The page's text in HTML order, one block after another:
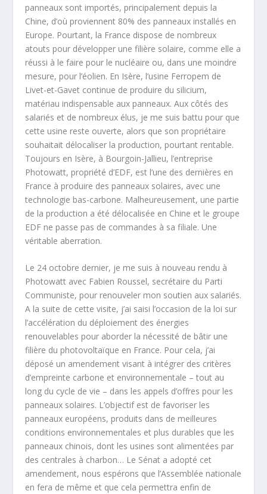
panneaux sont importés, principalement depuis la
Chine, d’où proviennent 80% des panneaux installés en
Europe. Pourtant, la France dispose de nombreux
atouts pour développer une filière solaire, comme elle a
réussi à le faire pour le nucléaire ou, dans une moindre
mesure, pour l’éolien. En Isère, l’usine Ferropem de
Livet-et-Gavet continue de produire du silicium,
matériau indispensable aux panneaux. Aux côtés des
salariés et de nombreux élus, je me suis battu pour que
cette usine reste ouverte, alors que son propriétaire
souhaitait délocaliser la production, pourtant rentable.
Toujours en Isère, à Bourgoin-Jallieu, l’entreprise
Photowatt, propriété d’EDF, est l’une des dernières en
France à produire des panneaux solaires, avec une
technologie bas-carbone. Malheureusement, une partie
de la production a été délocalisée en Chine et le groupe
EDF ne passe pas de commandes à sa filiale. Une
véritable aberration.
Le 24 octobre dernier, je me suis à nouveau rendu à
Photowatt avec Fabien Roussel, secrétaire du Parti
Communiste, pour renouveler mon soutien aux salariés.
A la suite de cette visite, j’ai saisi l’occasion de la loi sur
l’accélération du déploiement des énergies
renouvelables pour aborder la nécessité de bâtir une
filière du photovoltaïque en France. Pour cela, j’ai
déposé un amendement visant à intégrer des critères
d’empreinte carbone et environnementale – tout au
long du cycle de vie – dans les appels d’offres pour les
panneaux solaires. L’objectif est de favoriser les
panneaux européens, produits dans de meilleures
conditions environnementales et plus durables que les
panneaux chinois, dont les usines sont alimentées par
des centrales à charbon… Le Sénat a adopté cet
amendement, nous espérons que l’Assemblée nationale
en fera de même et que cela permettra enfin de